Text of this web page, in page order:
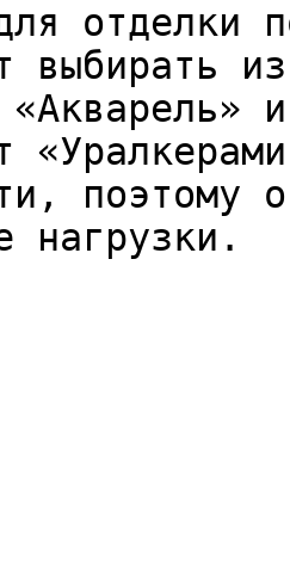
отделки
выбирать
поэтому
нагрузки.